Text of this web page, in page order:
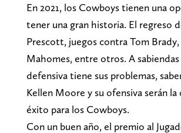
En 2021, los Cowboys tienen una
tener una gran historia. El regreso
Prescott, juegos contra Tom
Mahomes, entre otros. A sabiendas
defensiva tiene sus problemas,
Kellen Moore y su ofensiva serán la
éxito para los Cowboys.
Con un buen año, el premio al